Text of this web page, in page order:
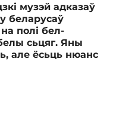
музэй адказаў
беларусаў
на полі бел-
сьцяг. Яны
але ёсьць нюанс